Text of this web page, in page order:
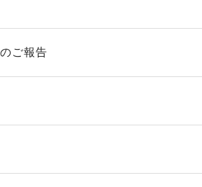
ご報告